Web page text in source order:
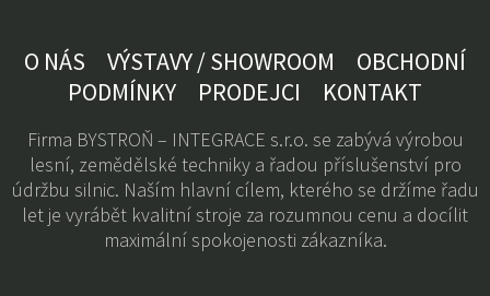
O NÁS VÝSTAVY / SHOWROOM
OBCHODNÍ
PODMÍNKY
PRODEJCI KONTAKT
Firma BYSTROŇ – INTEGRACE s.r.o. se zabývá výrobou
lesní, zemědělské techniky a řadou příslušenství pro
údržbu silnic. Naším hlavní cílem, kterého se držíme řadu
let je vyrábět kvalitní stroje za rozumnou cenu a docílit
maximální spokojenosti zákazníka.